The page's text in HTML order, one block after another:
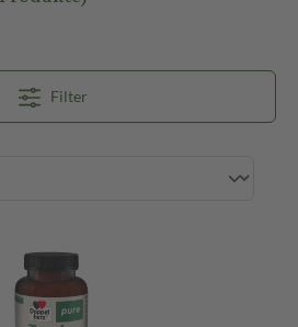
Filter